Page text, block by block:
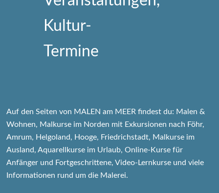
Auf den Seiten von MALEN am MEER findest du: Malen &
Wohnen, Malkurse im Norden mit Exkursionen nach Föhr,
Amrum, Helgoland, Hooge, Friedrichstadt, Malkurse im
Ausland, Aquarellkurse im Urlaub, Online-Kurse für
Anfänger und Fortgeschrittene, Video-Lernkurse und viele
Informationen rund um die Malerei.